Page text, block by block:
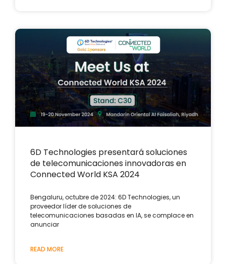
6D Technologies presentará soluciones
de telecomunicaciones innovadoras en
Connected World KSA 2024
Bengaluru, octubre de 2024: 6D Technologies, un
proveedor líder de soluciones de
telecomunicaciones basadas en IA, se complace en
anunciar
READ MORE